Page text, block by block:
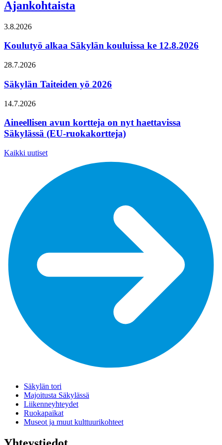
Ajankohtaista
3.8.2026
Koulutyö alkaa Säkylän kouluissa ke 12.8.2026
28.7.2026
Säkylän Taiteiden yö 2026
14.7.2026
Aineellisen avun kortteja on nyt haettavissa
Säkylässä (EU-ruokakortteja)
Kaikki uutiset
Säkylän tori
Majoitusta Säkylässä
Liikenneyhteydet
Ruokapaikat
Museot ja muut kulttuurikohteet